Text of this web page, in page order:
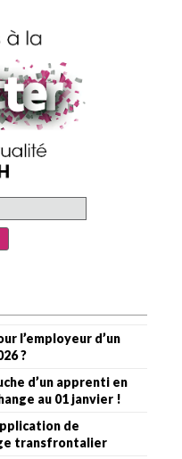
l’employeur d’un
?
d’un apprenti en
au 01 janvier !
de
transfrontalier